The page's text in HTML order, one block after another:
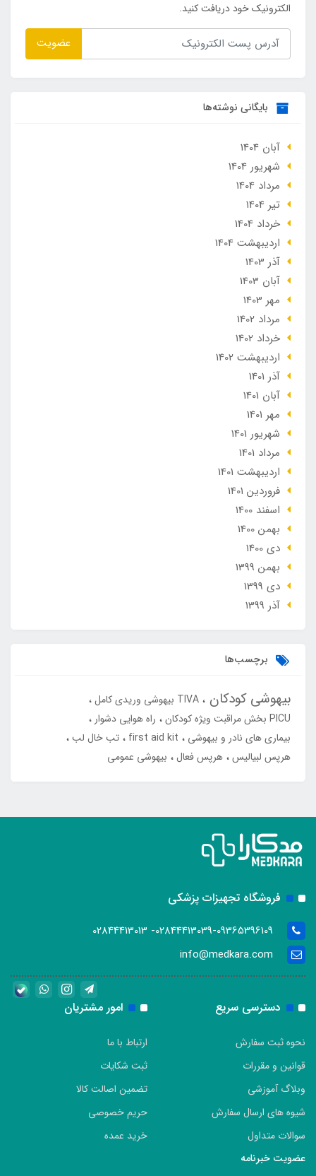
الکترونیک خود دریافت کنید.
عضویت
بایگانی نوشته‌ها
آبان 1404
شهریور 1404
مرداد 1404
تير 1404
خرداد 1404
ارديبهشت 1404
آذر 1403
آبان 1403
مهر 1403
مرداد 1402
خرداد 1402
ارديبهشت 1402
آذر 1401
آبان 1401
مهر 1401
شهریور 1401
مرداد 1401
ارديبهشت 1401
فروردین 1401
اسفند 1400
بهمن 1400
دی 1400
بهمن 1399
دی 1399
آذر 1399
برچسب‌ها
بیهوشی کودکان
TIVA بیهوشی وریدی کامل
PICU بخش مراقبت ویژه کودکان
راه هوایی دشوار
بیماری های نادر و بیهوشی
first aid kit
تب خال لب
هرپس لبیالیس هرپس فعال بیهوشی عمومی
فروشگاه تجهیزات پزشکی
02844413039-09365396109- 02844413013
info@medkara.com
دسترسی سریع
نحوه ثبت سفارش
قوانین و مقررات
وبلاگ آموزشی
شیوه های ارسال سفارش
سوالات متداول
امور مشتریان
ارتباط با ما
ثبت شکایات
تضمین اصالت کالا
حریم خصوصی
خرید عمده
عضویت خبرنامه